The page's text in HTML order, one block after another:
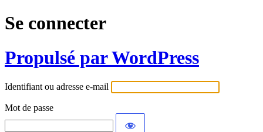
Se connecter
Propulsé par WordPress
Identifiant ou adresse e-mail
Mot de passe